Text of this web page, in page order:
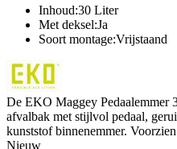
Inhoud:30 Liter
Met deksel:Ja
Soort montage:Vrijstaand
De EKO Maggey Pedaalemmer
afvalbak met stijlvol pedaal,
kunststof binnenemmer.
Nieuw